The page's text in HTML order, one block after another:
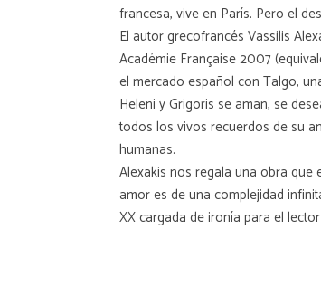
francesa, vive en París. Pero el
El autor grecofrancés Vassilis
Académie Française 2007
el mercado español con Talgo,
Heleni y Grigoris se aman, se
todos los vivos recuerdos de su
humanas.
Alexakis nos regala una obra
amor es de una complejidad
XX cargada de ironía para el